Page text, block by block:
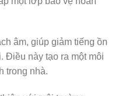
âm, giúp giảm tiếng ồn
Điều này tạo ra một môi
trong nhà.